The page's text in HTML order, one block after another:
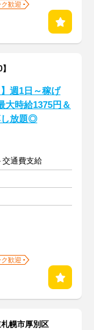
歓迎
週1日～稼げ
大時給1375円＆
し放題◎
交通費支給
歓迎
幌市厚別区